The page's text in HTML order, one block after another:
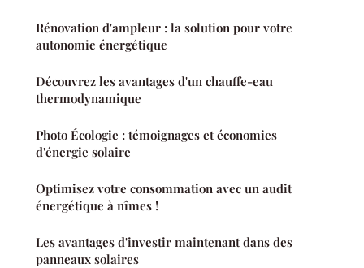
Rénovation d'ampleur : la solution pour votre
autonomie énergétique
Découvrez les avantages d'un chauffe-eau
thermodynamique
Photo Écologie : témoignages et économies
d'énergie solaire
Optimisez votre consommation avec un audit
énergétique à nîmes !
Les avantages d'investir maintenant dans des
panneaux solaires